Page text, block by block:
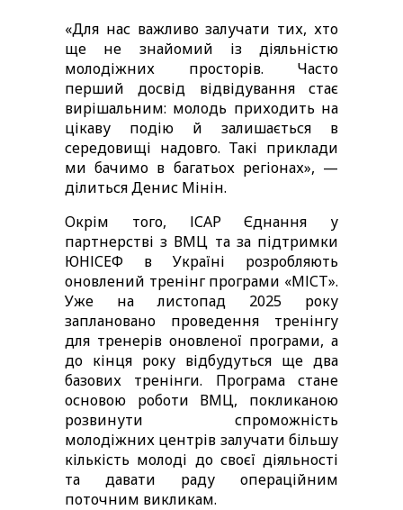
«Для нас важливо залучати тих, хто
ще не знайомий із діяльністю
молодіжних просторів. Часто
перший досвід відвідування стає
вирішальним: молодь приходить на
цікаву подію й залишається в
середовищі надовго. Такі приклади
ми бачимо в багатьох регіонах», —
ділиться Денис Мінін.
Окрім того, ІСАР Єднання у
партнерстві з ВМЦ та за підтримки
ЮНІСЕФ в Україні розробляють
оновлений тренінг програми «МІСТ».
Уже на листопад 2025 року
заплановано проведення тренінгу
для тренерів оновленої програми, а
до кінця року відбудуться ще два
базових тренінги. Програма стане
основою роботи ВМЦ, покликаною
розвинути спроможність
молодіжних центрів залучати більшу
кількість молоді до своєї діяльності
та давати раду операційним
поточним викликам.